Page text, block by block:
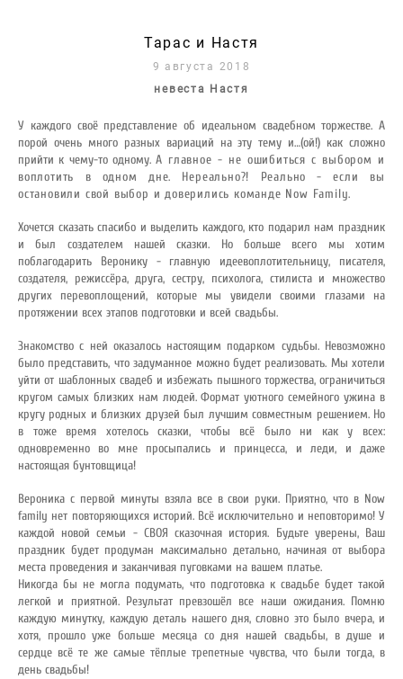
Тарас и Настя
9 августа 2018
невеста Н астя
У каждого своё представление об идеальном свадебном торжестве. А
порой очень много разных вариаций на эту тему и…(ой!) как сложно
прийти к чему-то одному. А главное - не ошибиться с выбором и
воплотить в одном дне. Нереально?! Реально - если вы
остановили свой выбор и доверились команде Now Family.
Хочется сказать спасибо и выделить каждого, кто подарил нам праздник
и был создателем нашей сказки. Но больше всего мы хотим
поблагодарить Веронику - главную идеевоплотительницу, писателя,
создателя, режиссёра, друга, сестру, психолога, стилиста и множество
других перевоплощений, которые мы увидели своими глазами на
протяжении всех этапов подготовки и всей свадьбы.
Знакомство с ней оказалось настоящим подарком судьбы. Невозможно
было представить, что задуманное можно будет реализовать. Мы хотели
уйти от шаблонных свадеб и избежать пышного торжества, ограничиться
кругом самых близких нам людей. Формат уютного семейного ужина в
кругу родных и близких друзей был лучшим совместным решением. Но
в тоже время хотелось сказки, чтобы всё было ни как у всех:
одновременно во мне просыпались и принцесса, и леди, и даже
настоящая бунтовщица!
Вероника с первой минуты взяла все в свои руки. Приятно, что в Now
family нет повторяющихся историй. Всё исключительно и неповторимо! У
каждой новой семьи - СВОЯ сказочная история. Будьте уверены, Ваш
праздник будет продуман максимально детально, начиная от выбора
места проведения и заканчивая пуговками на вашем платье.
Никогда бы не могла подумать, что подготовка к свадьбе будет такой
легкой и приятной. Результат превзошёл все наши ожидания. Помню
каждую минутку, каждую деталь нашего дня, словно это было вчера, и
хотя, прошло уже больше месяца со дня нашей свадьбы, в душе и
сердце всё те же самые тёплые трепетные чувства, что были тогда, в
день свадьбы!